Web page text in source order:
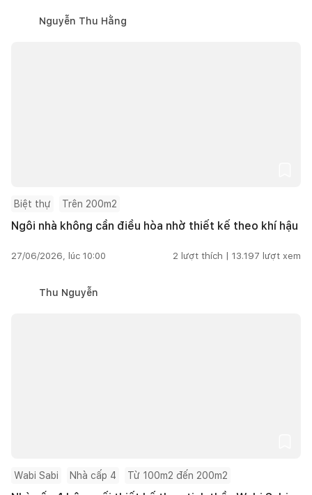
Nguyễn Thu Hằng
Biệt thự Trên 200m2
Ngôi nhà không cần điều hòa nhờ thiết kế theo khí hậu
27/06/2026, lúc 10:00 2 lượt thích | 13.197 lượt xem
Thu Nguyễn
Wabi Sabi Nhà cấp 4 Từ 100m2 đến 200m2